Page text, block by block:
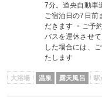
7分。道央自動車
ご宿泊日の7日前
だきます ・ご予
バスを運休させ
した場合には、
たします
大浴場 温泉 露天風呂 駅